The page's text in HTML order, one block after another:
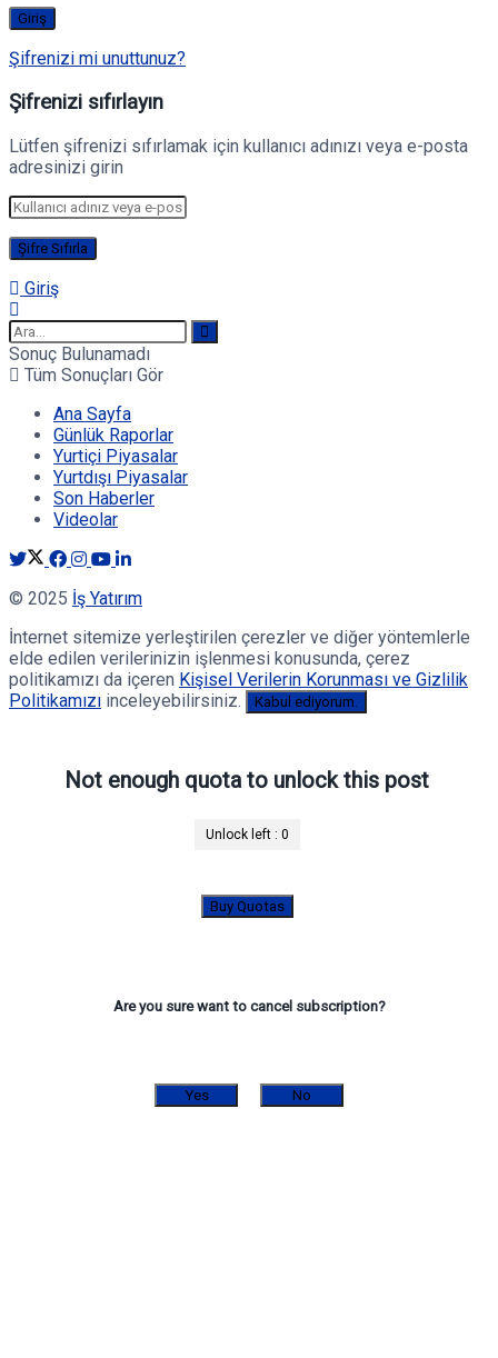
Şifrenizi mi unuttunuz?
Şifrenizi sıfırlayın
Lütfen şifrenizi sıfırlamak için kullanıcı adınızı veya e-posta
adresinizi girin
Giriş
Sonuç Bulunamadı
Tüm Sonuçları Gör
Ana Sayfa
Günlük Raporlar
Yurtiçi Piyasalar
Yurtdışı Piyasalar
Son Haberler
Videolar
© 2025 İş Yatırım
İnternet sitemize yerleştirilen çerezler ve diğer yöntemlerle
elde edilen verilerinizin işlenmesi konusunda, çerez
politikamızı da içeren Kişisel Verilerin Korunması ve Gizlilik
Politikamızı inceleyebilirsiniz. Kabul ediyorum.
Not enough quota to unlock this post
Unlock left : 0
Buy Quotas
Are you sure want to cancel subscription?
Yes No